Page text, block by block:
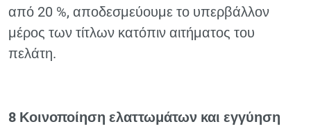
από 20 %, αποδεσμεύουμε το υπερβάλλον
μέρος των τίτλων κατόπιν αιτήματος του
πελάτη.
8 Κοινοποίηση ελαττωμάτων και εγγύηση